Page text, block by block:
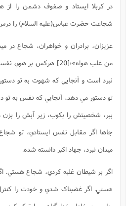
در کربلا ايستاد و صفوف دشمن را
شجاعت حضرت عباس(علیه السلام) را درس
عزيزان، برادران و خواهران، شجاع در
من غلب هواه»؛[20]
هرکس بر هوي
نبرد است و آنجايي که شهوت به تو
تو دستور مي دهد، آنجايي که نفس به تو
ببر، شخصيتش را بکوب، زير آبش را
جاها اگر مقابل نفس ايستادي، تو
ميدان نبرد، جهاد اکبر دانسته شده.
اگر بر شيطان غلبه کردي، شجاع هستي.
هستي. اگر غضبناک شدي و خودت را